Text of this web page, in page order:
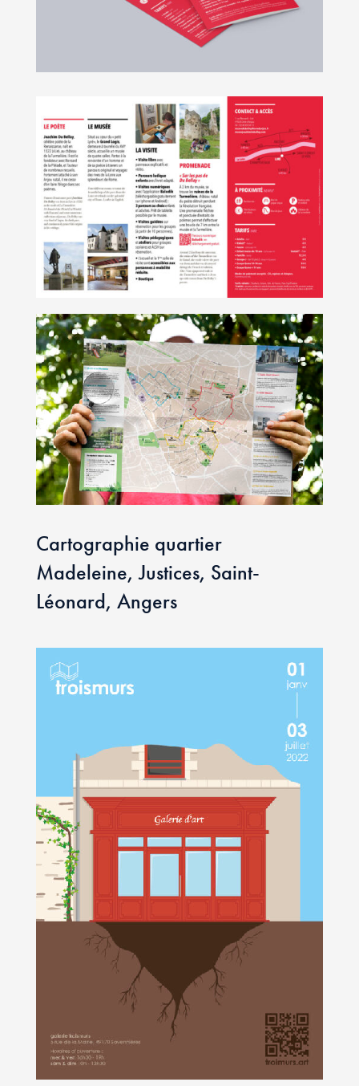
Cartographie quartier
Madeleine, Justices, Saint-
Léonard, Angers